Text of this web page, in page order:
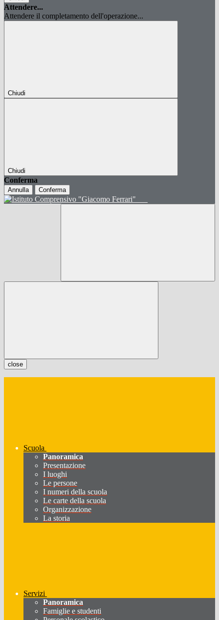
Attendere...
Attendere il completamento dell'operazione...
Chiudi
Chiudi
Conferma
Annulla Conferma
close
Scuola
Panoramica
Presentazione
I luoghi
Le persone
I numeri della scuola
Le carte della scuola
Organizzazione
La storia
Servizi
Panoramica
Famiglie e studenti